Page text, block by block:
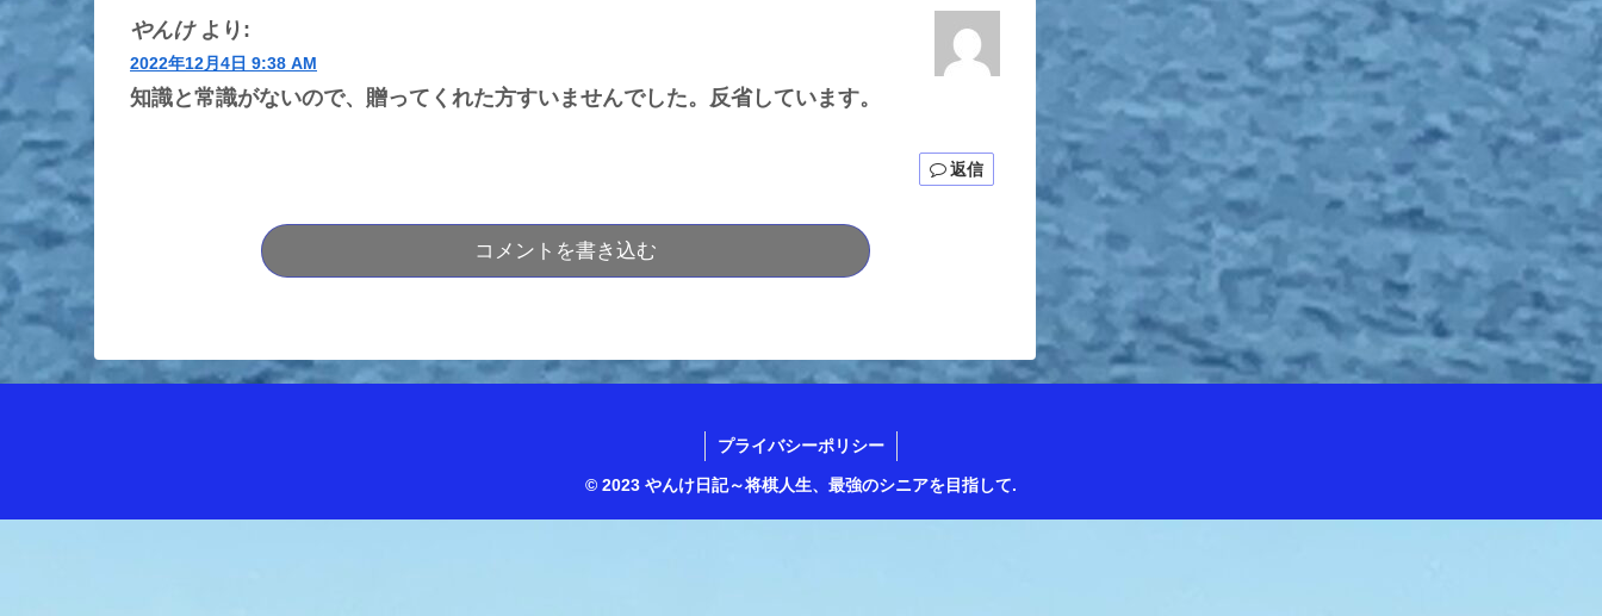
やんけ より:
2022年12月4日 9:38 AM
知識と常識がないので、贈ってくれた方すいませんでした。反省しています。
返信
コメントを書き込む
プライバシーポリシー
© 2023 やんけ日記～将棋人生、最強のシニアを目指して.